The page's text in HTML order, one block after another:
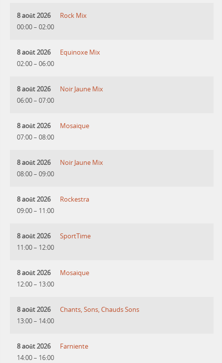
8 août 2026
00:00– 02:00
Rock Mix
8 août 2026
02:00– 06:00
Equinoxe Mix
8 août 2026
06:00– 07:00
Noir Jaune Mix
8 août 2026
07:00– 08:00
Mosaique
8 août 2026
08:00– 09:00
Noir Jaune Mix
8 août 2026
09:00– 11:00
Rockestra
8 août 2026
11:00– 12:00
SportTime
8 août 2026
12:00– 13:00
Mosaique
8 août 2026
13:00– 14:00
Chants, Sons, Chauds Sons
8 août 2026
14:00– 16:00
Farniente